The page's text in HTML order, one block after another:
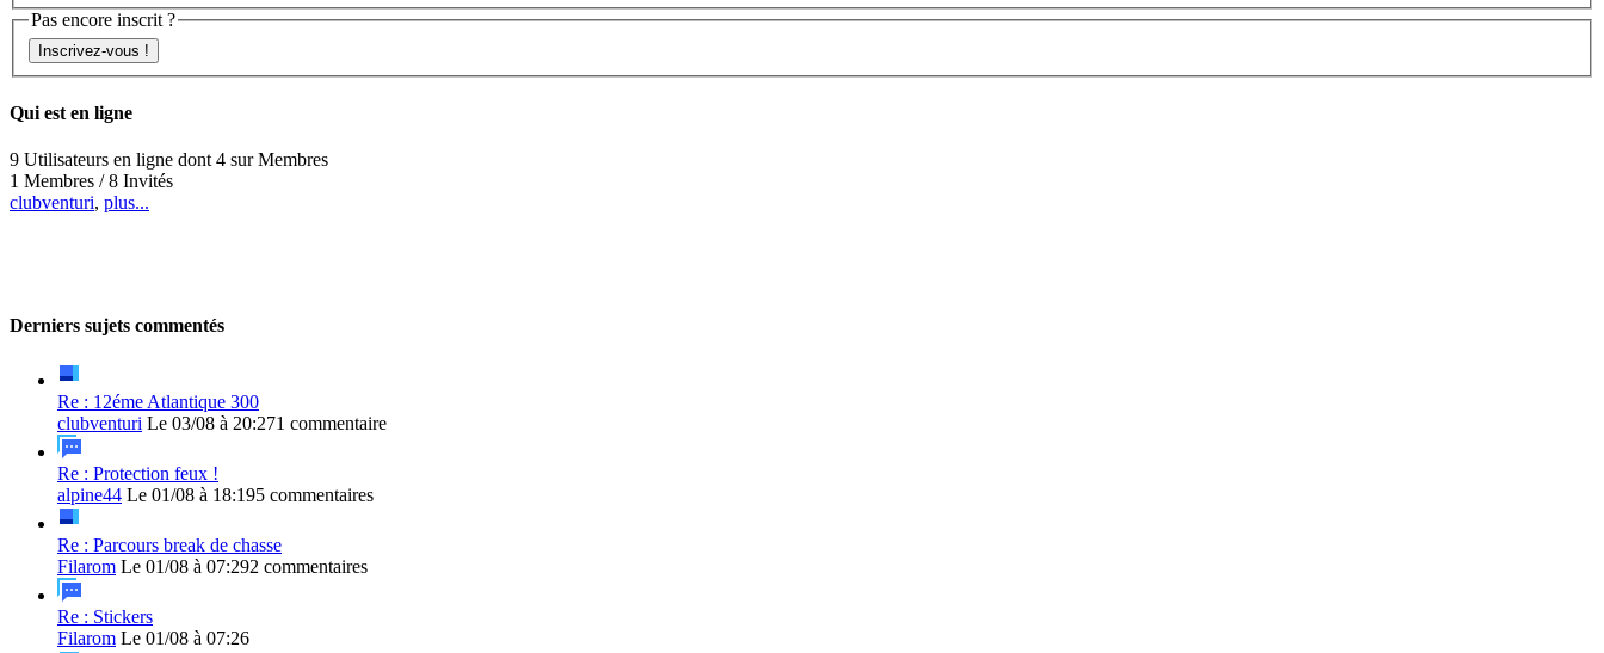
Pas encore inscrit ?
Inscrivez-vous !
Qui est en ligne
9 Utilisateurs en ligne dont 4 sur Membres
1 Membres / 8 Invités
clubventuri, plus...
Derniers sujets commentés
Re : 12éme Atlantique 300
clubventuri Le 03/08 à 20:271 commentaire
Re : Protection feux !
alpine44 Le 01/08 à 18:195 commentaires
Re : Parcours break de chasse
Filarom Le 01/08 à 07:292 commentaires
Re : Stickers
Filarom Le 01/08 à 07:26